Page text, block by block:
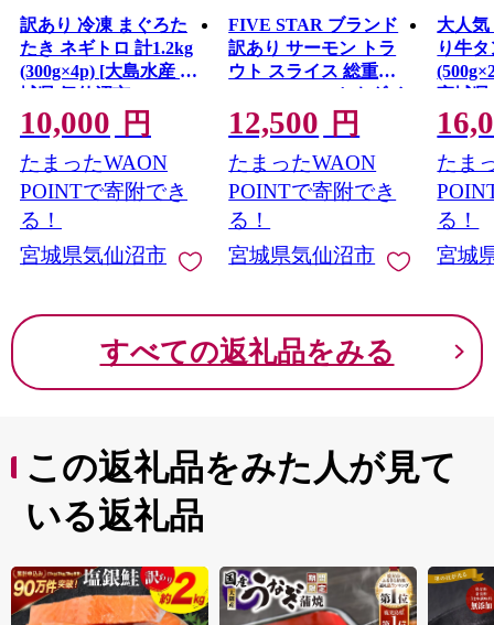
訳あり 冷凍 まぐろた
たき ネギトロ 計1.2kg
(300g×4p) [大島水産 宮
城県 気仙沼市
20565664] 訳アリ わけ
あり マグロ まぐろ ね
ぎとろ マグロタタキ
鮪 鮮魚 海鮮
10,000 円
たまったWAON
POINTで寄附でき
る！
宮城県気仙沼市
FIVE STAR ブランド
訳あり サーモン トラ
ウト スライス 総重量
1kg 200g×5p [カネダイ
宮城県 気仙沼市
20565178] 魚 魚介類 刺
身 小分け 冷凍 鮭 さけ
海鮮 切り落とし 生食
用 真空パック さけ サ
ケ 食品 生食 サーモン
トラウト 手巻き寿司
12,500 円
たまったWAON
POINTで寄附でき
る！
宮城県気仙沼市
大人
り牛
宮城県
牛たん
ん塩
ウトド
ー 厚
たま
る！
宮城
すべての返礼品をみる
この返礼品をみた人が見て
いる返礼品